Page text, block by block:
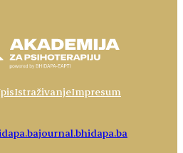
IstraživanjeImpresum
journal.bhidapa.ba